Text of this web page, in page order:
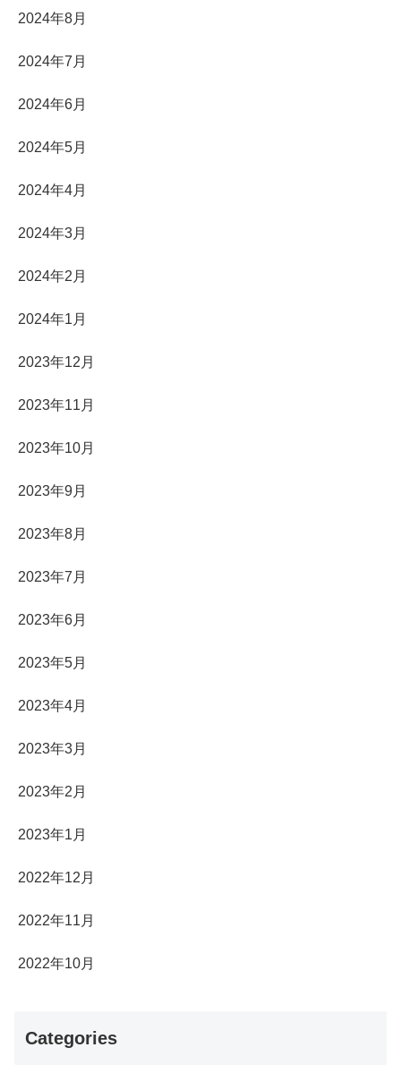
2024年8月
2024年7月
2024年6月
2024年5月
2024年4月
2024年3月
2024年2月
2024年1月
2023年12月
2023年11月
2023年10月
2023年9月
2023年8月
2023年7月
2023年6月
2023年5月
2023年4月
2023年3月
2023年2月
2023年1月
2022年12月
2022年11月
2022年10月
Categories